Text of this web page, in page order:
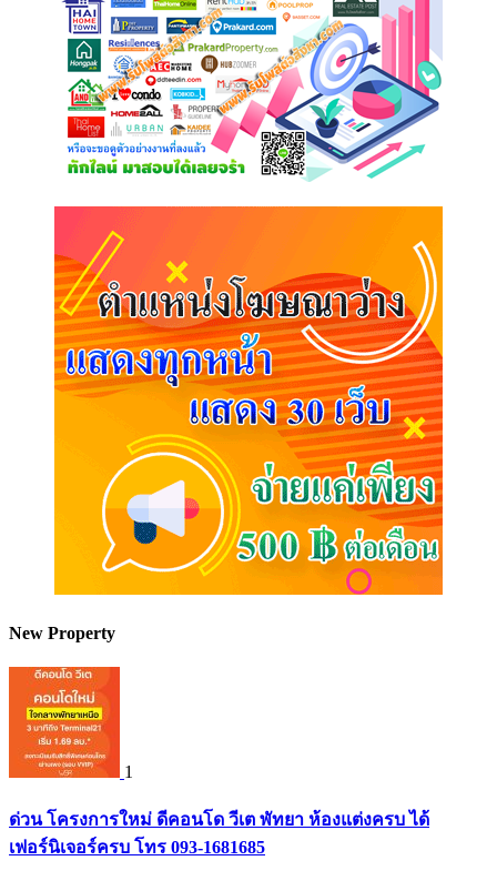
New Property
1
ด่วน โครงการใหม่ ดีคอนโด วีเต พัทยา ห้องแต่งครบ ได้
เฟอร์นิเจอร์ครบ โทร 093-1681685